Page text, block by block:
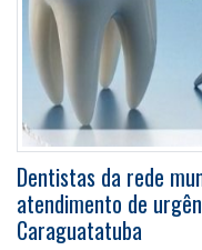
Dentistas da rede
atendimento de
Caraguatatuba